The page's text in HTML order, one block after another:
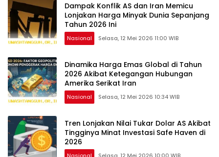
Dampak Konflik AS dan Iran Memicu
Lonjakan Harga Minyak Dunia Sepanjang
Tahun 2026 Ini
Nasional Selasa, 12 Mei 2026 11:00 WIB
Dinamika Harga Emas Global di Tahun
2026 Akibat Ketegangan Hubungan
Amerika Serikat Iran
Nasional Selasa, 12 Mei 2026 10:34 WIB
Tren Lonjakan Nilai Tukar Dolar AS Akibat
Tingginya Minat Investasi Safe Haven di
2026
Nasional Selasa, 12 Mei 2026 10:00 WIB